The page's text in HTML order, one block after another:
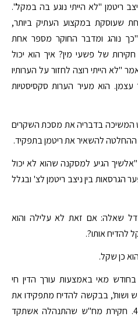
ריטמן "לא הייתי נוגע בה במקל".
שעוסקת במקצוע העתיק ביותר,
נוהג ומדבר החוקר מספר אחת
של פשעי מין? איך הוא יכול
"לא הייתי רוצה לחזור על הערותיו
הוא מעיר הערות סקסיסטיות
בדבריה את מסכת השקרים
ההחלטה להשאיר את ריטמן בתפקיד.
"אלשיך הגיע למסקנה שהוא לא יכול
הגרסאות בין ניצב ריטמן לצ' ובגלל
שאלה: אם זאת לא עלילה והוא
אותו?.
כן שקל.
מאי באמצעות עורך הדין חי
ושות', בבקשה להדיח מתפקידו את
ניצב רוני ריטמן, מפקד להב 433. חקירת מח"ש שהתנהלה אשתקד